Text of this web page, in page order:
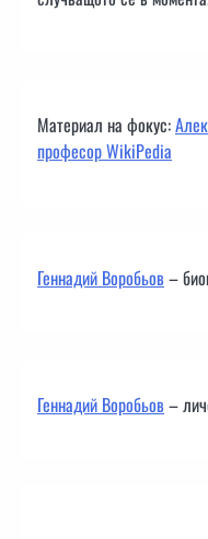
Материал на фокус:
професор WikiPedia
Геннадий Воробьов–
Геннадий Воробьов–